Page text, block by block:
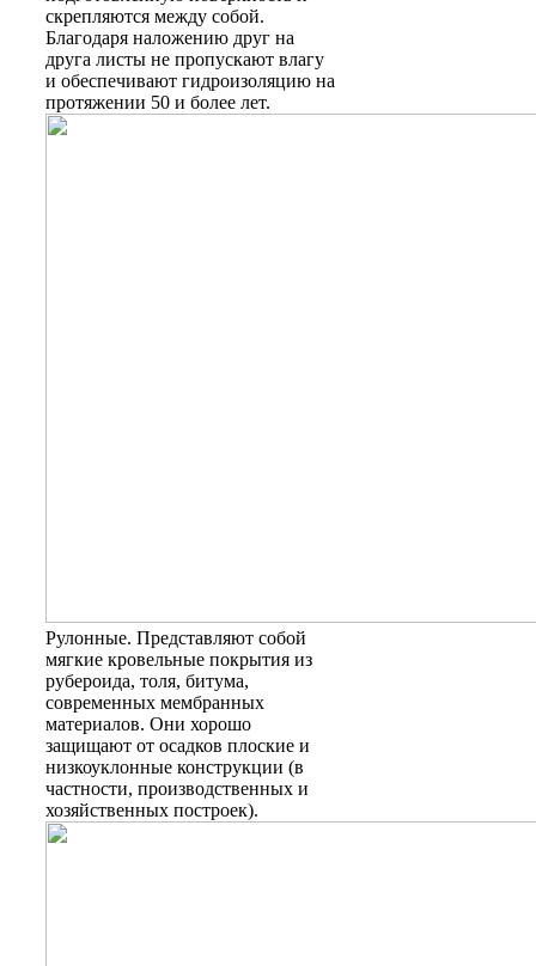
скрепляются между собой.
Благодаря наложению друг на
друга листы не пропускают влагу
и обеспечивают гидроизоляцию на
протяжении 50 и более лет.
Рулонные. Представляют собой
мягкие кровельные покрытия из
рубероида, толя, битума,
современных мембранных
материалов. Они хорошо
защищают от осадков плоские и
низкоуклонные конструкции (в
частности, производственных и
хозяйственных построек).